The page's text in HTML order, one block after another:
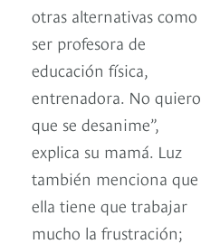
otras alternativas como
ser profesora de
educación física,
entrenadora. No quiero
que se desanime”,
explica su mamá. Luz
también menciona que
ella tiene que trabajar
mucho la frustración;